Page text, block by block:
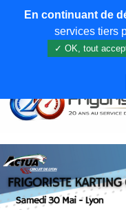
En continuant de
services tiers
✓ OK, tout